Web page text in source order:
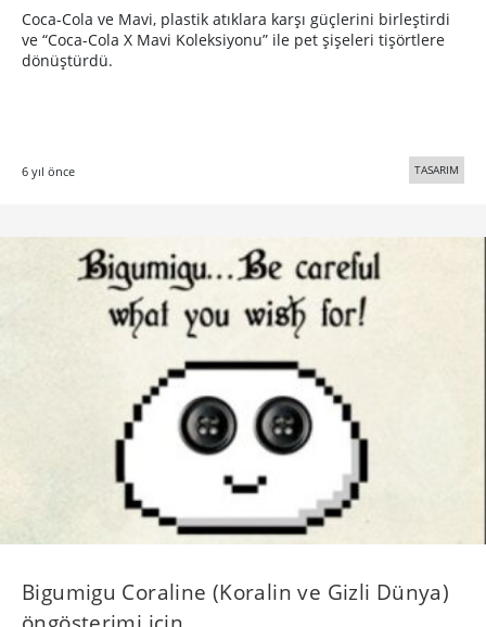
Coca-Cola ve Mavi, plastik atıklara karşı güçlerini birleştirdi
ve “Coca-Cola X Mavi Koleksiyonu” ile pet şişeleri tişörtlere
dönüştürdü.
6 yıl önce TASARIM
Bigumigu Coraline (Koralin ve Gizli Dünya)